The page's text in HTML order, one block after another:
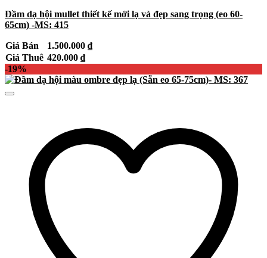
Đầm dạ hội mullet thiết kế mới lạ và đẹp sang trọng (eo 60-
65cm) -MS: 415
Giá Bán 1.500.000 ₫
Giá Thuê 420.000 ₫
-19%